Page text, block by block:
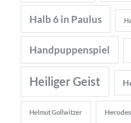
Halb 6 in Paulus
Handpuppenspiel
Heiliger Geist
Helmut Gollwitzer Herodes